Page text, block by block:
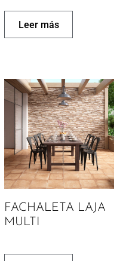
Leer más
FACHALETA LAJA
MULTI